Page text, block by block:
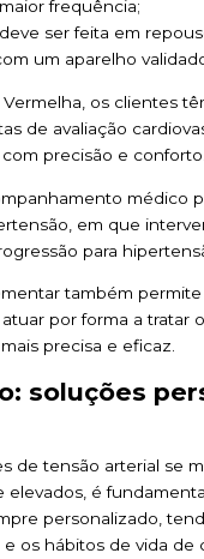
frequência;
ser feita em
um aparelho
os clientes
de avaliação
precisão e conforto.
médico
em que
para
também
por forma a tratar
precisa e eficaz.
soluções
de tensão arterial se
é
personalizado,
os hábitos de vida de